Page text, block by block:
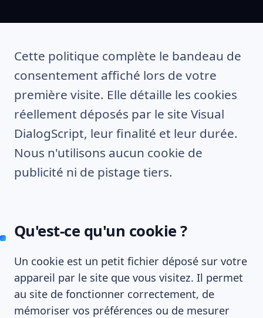
Cette politique complète le bandeau de
consentement affiché lors de votre
première visite. Elle détaille les cookies
réellement déposés par le site Visual
DialogScript, leur finalité et leur durée.
Nous n'utilisons aucun cookie de
publicité ni de pistage tiers.
Qu'est-ce qu'un cookie ?
Un cookie est un petit fichier déposé sur votre
appareil par le site que vous visitez. Il permet
au site de fonctionner correctement, de
mémoriser vos préférences ou de mesurer